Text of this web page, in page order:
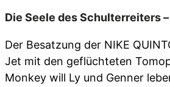
Die Seele des Schulterreiters
Der Besatzung der NIKE
Jet mit den geflüchteten
Monkey will Ly und Genner